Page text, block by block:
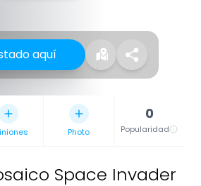
aquí
Photo
0
Popularidad
Space Invader